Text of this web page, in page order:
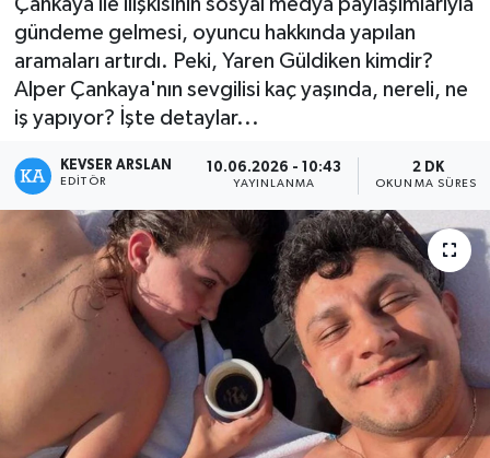
gündeme gelmesi, oyuncu hakkında yapılan
aramaları artırdı. Peki, Yaren Güldiken kimdir?
Alper Çankaya'nın sevgilisi kaç yaşında, nereli, ne
iş yapıyor? İşte detaylar...
KEVSER ARSLAN
EDITÖR
10.06.2026 - 10:43
YAYINLANMA
2 DK
OKUNMA SÜRESI
Kültür - Sanat
Yaşam